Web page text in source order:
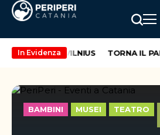
In Evidenza
CATANIA – VILNIUS TORNA IL
BAMBINI MUSEI TEATRO